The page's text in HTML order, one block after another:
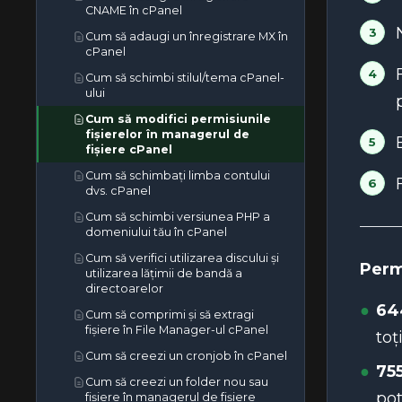
Când va fi activat serviciul meu?
Garanție de funcționare și cum să
solicitați un credit SLA
Cum să actualizezi nameservere
Cum să actualizezi serverele de
registratorii bazați pe LogicBoxes
add-on în cPanel
Cum să redirecționezi site-ul tău
către orice pagină sau domeniu
Cum să eliminați o redirecționare
de domeniu în cPanel
Cum să elimini un subdomeniu în
cPanel
Cum să eliminați un domeniu add-
on în cPanel
Cum să elimini domeniile
parcate/aliasurile în cPanel
domeniul tău folosind AutoSSL în
Cum să elimini un cod CSR în
Cum să reînnoiești sau să reemiți
un certificat SSL în cPanel
Cum să recuperați un CSR din
cPanel
Certificate SSL premium și
wildcard — Când ai nevoie de ele
Cum să folosești Cloudflare pentru
Hosting
CNAME în cPanel
Cum să adaugi un înregistrare MX în
cPanel
Cum să schimbi stilul/tema cPanel-
ului
Cum să modifici permisiunile
fișierelor în managerul de
fișiere cPanel
Cum să schimbați limba contului
dvs. cPanel
Cum să schimbi versiunea PHP a
domeniului tău în cPanel
Cum să verifici utilizarea discului și
utilizarea lățimii de bandă a
directoarelor
Cum să comprimi și să extragi
fișiere în File Manager-ul cPanel
Cum să creezi un cronjob în cPanel
Cum să creezi un folder nou sau
fișiere în managerul de fișiere